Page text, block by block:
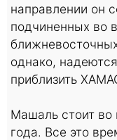
направлении он
подчиненных во
однако,
приблизить
Машаль стоит
года. Все это